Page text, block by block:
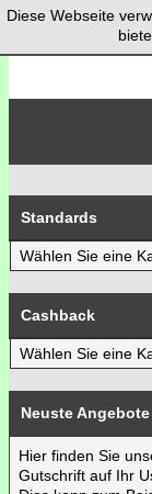
Standards
Cashback
Neuste Angebote
Hier finden Sie
Gutschrift auf Ihr
Diese Webseite